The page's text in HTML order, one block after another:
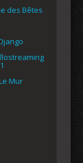
des Bêtes
Mur